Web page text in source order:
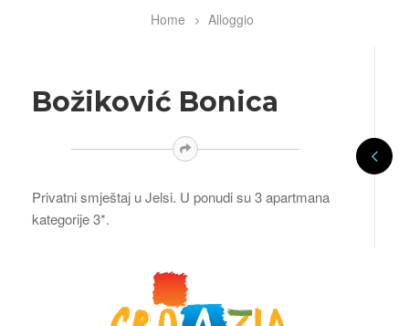
Home Alloggio
Božiković Bonica
Privatni smještaj u Jelsi. U ponudi su 3 apartmana
kategorije 3*.